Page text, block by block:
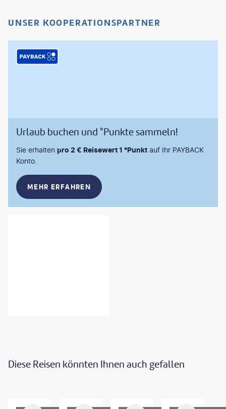
UNSER KOOPERATIONSPARTNER
Urlaub buchen und °Punkte sammeln!
Sie erhalten pro 2 € Reisewert 1 °Punkt auf Ihr PAYBACK
Konto.
MEHR ERFAHREN
Diese Reisen könnten Ihnen auch gefallen